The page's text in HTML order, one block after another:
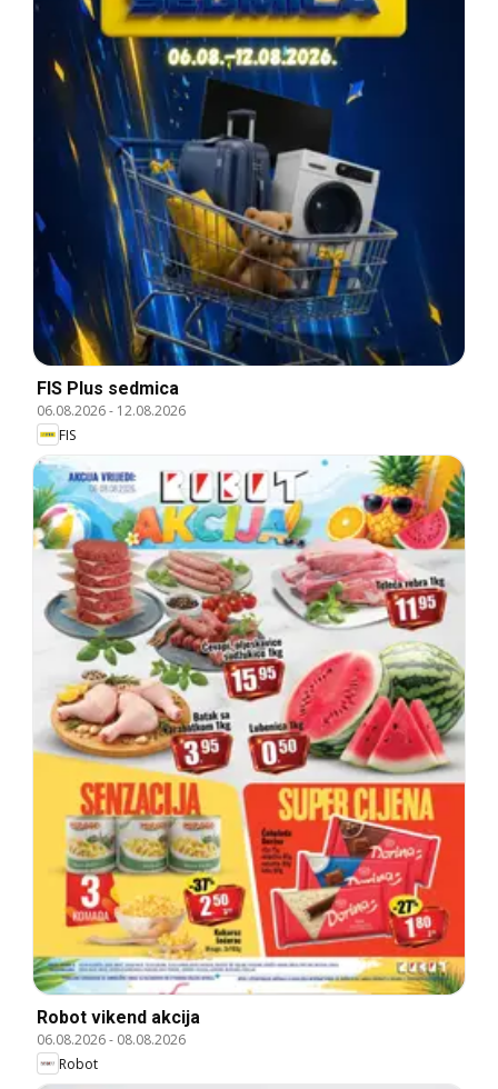
FIS Plus sedmica
06.08.2026- 12.08.2026
FIS
Robot vikend akcija
06.08.2026- 08.08.2026
Robot